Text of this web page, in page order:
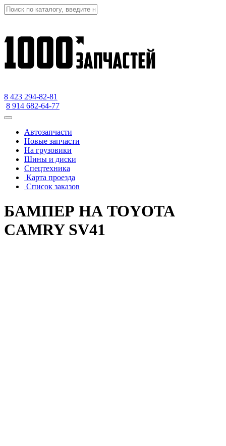
8 423 294-82-81
8 914 682-64-77
Автозапчасти
Новые запчасти
На грузовики
Шины и диски
Спецтехника
Карта проезда
Список заказов
БАМПЕР НА TOYOTA
CAMRY SV41